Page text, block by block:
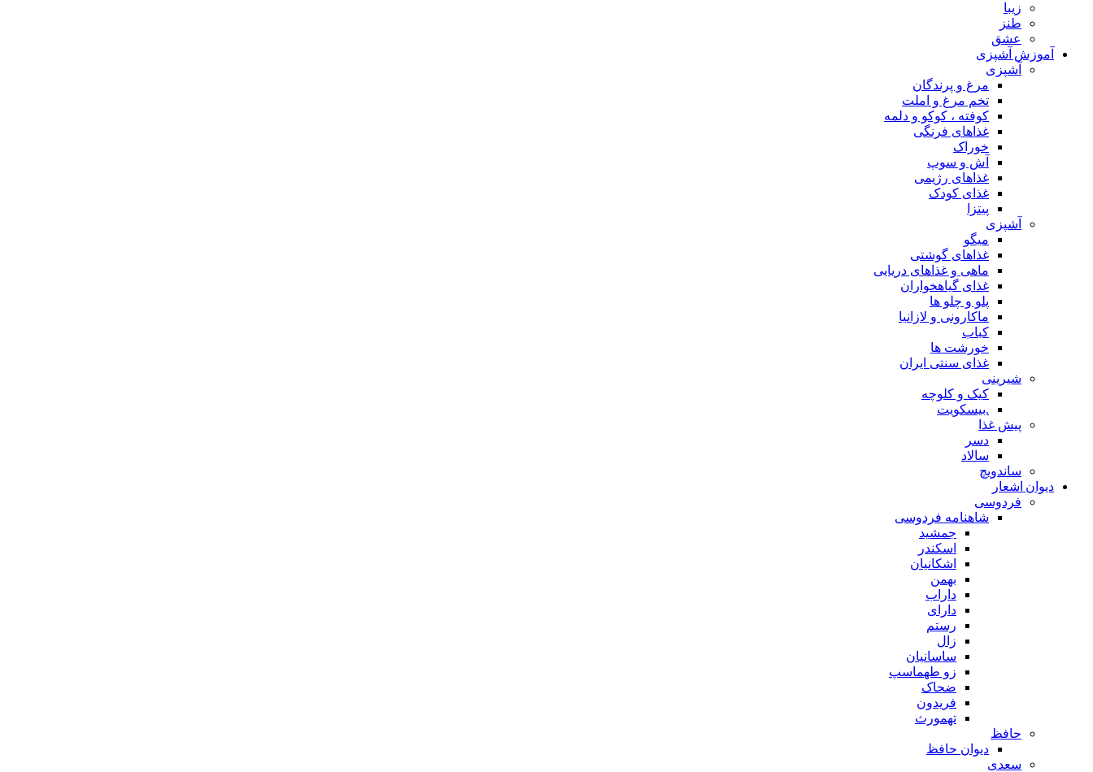
زیبا
طنز
عشق
آموزش آشپزی
آشپزی
مرغ و پرندگان
تخم مرغ و املت
کوفته ، کوکو و دلمه
غذاهای فرنگی
خوراک
آش و سوپ
غذاهای رژیمی
غذای کودک
پیتزا
آشپزی
میگو
غذاهای گوشتی
ماهی و غذاهای دریایی
غذای گیاهخواران
پلو و چلو ها
ماکارونی و لازانیا
کباب
خورشت ها
غذای سنتی ایران
شیرینی
کیک و کلوچه
.بیسکویت
پیش غذا
دسر
سالاد
ساندویچ
دیوان اشعار
فردوسی
شاهنامه فردوسی
جمشید
اسکندر
اشکانیان
بهمن
داراب
دارای
رستم
زال
ساسانیان
زو طهماسپ‏
ضحاک
فریدون
تهمورث
حافظ
دیوان حافظ
سعدی